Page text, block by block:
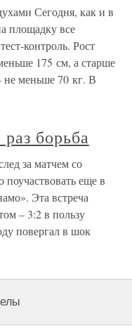
Сегодня, как и в
площадку все
контроль. Рост
175 см, а старше
не меньше 70 кг. В
борьба
за матчем со
еще в
Эта встреча
– 3:2 в пользу
повергал в шок